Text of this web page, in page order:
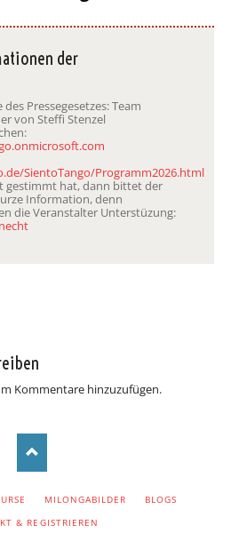
der
Pressegesetzes: Team
von Steffi Stenzel
SientoTango/Programm2026.html
gestimmt hat, dann bittet der
Information, denn
die Veranstalter Unterstüzung:
Kommentare hinzuzufügen.
MILONGABILDER
BLOGS
& REGISTRIEREN